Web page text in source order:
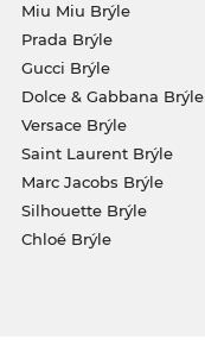
Miu Miu Brýle
Prada Brýle
Gucci Brýle
Dolce & Gabbana Brýle
Versace Brýle
Saint Laurent Brýle
Marc Jacobs Brýle
Silhouette Brýle
Chloé Brýle